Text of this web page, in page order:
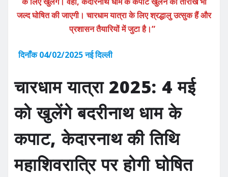
जल्द घोषित की जाएगी। चारधाम यात्रा के लिए श्रद्धालु उत्सुक हैं और
प्रशासन तैयारियों में जुटा है।”
दिनाँक 04/02/2025 नई दिल्ली
चारधाम यात्रा 2025: 4 मई
को खुलेंगे बदरीनाथ धाम के
कपाट, केदारनाथ की तिथि
महाशिवरात्रि पर होगी घोषित